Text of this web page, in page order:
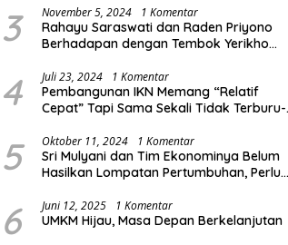
3 November 5, 2024 1 Komentar
Rahayu Saraswati dan Raden Priyono
Berhadapan dengan Tembok Yerikho
4 Juli 23, 2024 1 Komentar
Pembangunan IKN Memang “Relatif
Cepat” Tapi Sama Sekali Tidak Terburu-
5 Oktober 11, 2024 1 Komentar
Sri Mulyani dan Tim Ekonominya Belum
Hasilkan Lompatan Pertumbuhan, Perlu
Box
6 Juni 12, 2025 1 Komentar
UMKM Hijau, Masa Depan Berkelanjutan